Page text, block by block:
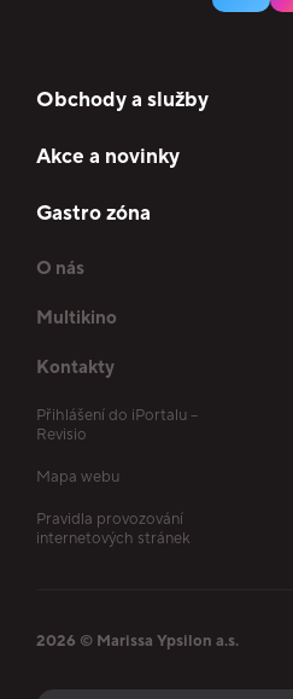
Obchody a služby
Akce a novinky
Gastro zóna
O nás
Multikino
Kontakty
Přihlášení do iPortalu –
Revisio
Mapa webu
Pravidla provozování
internetových stránek
2026 © Marissa Ypsilon a.s.